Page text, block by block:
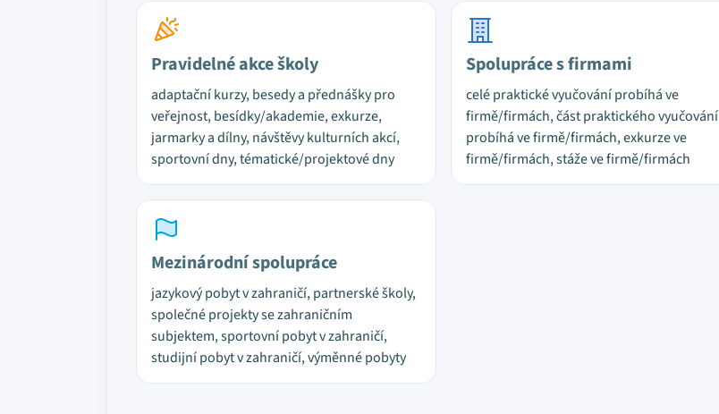
Pravidelné akce školy
adaptační kurzy, besedy a přednášky pro
veřejnost, besídky/akademie, exkurze,
jarmarky a dílny, návštěvy kulturních akcí,
sportovní dny, tématické/projektové dny
Spolupráce s firmami
celé praktické vyučování probíhá ve
firmě/firmách, část praktického vyučování
probíhá ve firmě/firmách, exkurze ve
firmě/firmách, stáže ve firmě/firmách
Mezinárodní spolupráce
jazykový pobyt v zahraničí, partnerské školy,
společné projekty se zahraničním
subjektem, sportovní pobyt v zahraničí,
studijní pobyt v zahraničí, výměnné pobyty